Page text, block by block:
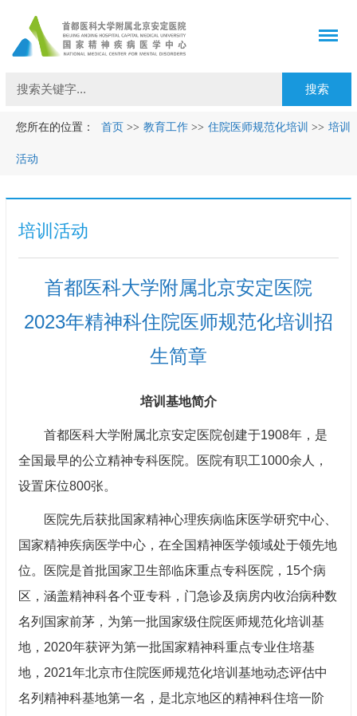
您所在的位置： 首页 >> 教育工作 >> 住院医师规范化培训 >> 培训
活动
培训活动
首都医科大学附属北京安定医院
2023年精神科住院医师规范化培训招
生简章
培训基地简介
首都医科大学附属北京安定医院创建于1908年，是
全国最早的公立精神专科医院。医院有职工1000余人，
设置床位800张。
医院先后获批国家精神心理疾病临床医学研究中心、
国家精神疾病医学中心，在全国精神医学领域处于领先地
位。医院是首批国家卫生部临床重点专科医院，15个病
区，涵盖精神科各个亚专科，门急诊及病房内收治病种数
名列国家前茅，为第一批国家级住院医师规范化培训基
地，2020年获评为第一批国家精神科重点专业住培基
地，2021年北京市住院医师规范化培训基地动态评估中
名列精神科基地第一名，是北京地区的精神科住培一阶